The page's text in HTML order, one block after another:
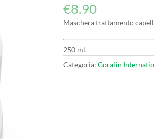
€8.90
Maschera trattamento
250 ml.
Categoria: Goralin